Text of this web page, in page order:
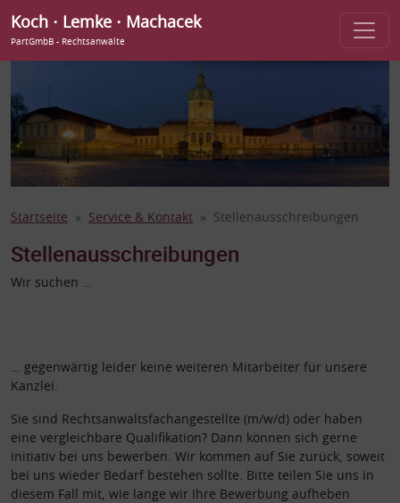
Koch ⋅ Lemke ⋅ Machacek
PartGmbB - Rechtsanwälte
Startseite Service & Kontakt Stellenausschreibungen
Stellenausschreibungen
Wir suchen …
… gegenwärtig leider keine weiteren Mitarbeiter für unsere
Kanzlei.
Sie sind Rechtsanwaltsfachangestellte (m/w/d) oder haben
eine vergleichbare Qualifikation? Dann können sich gerne
initiativ bei uns bewerben. Wir kommen auf Sie zurück, soweit
bei uns wieder Bedarf bestehen sollte. Bitte teilen Sie uns in
diesem Fall mit, wie lange wir Ihre Bewerbung aufheben